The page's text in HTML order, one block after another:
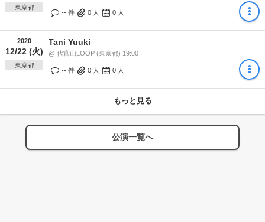
東京都
-- 件 0 人 0 人
2020
12/22 (火)
東京都
Tani Yuuki
@ 代官山LOOP (東京都) 19:00
-- 件 0 人 0 人
もっと見る
公演一覧へ